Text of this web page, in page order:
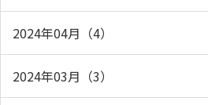
2024年04月（4）
2024年03月（3）